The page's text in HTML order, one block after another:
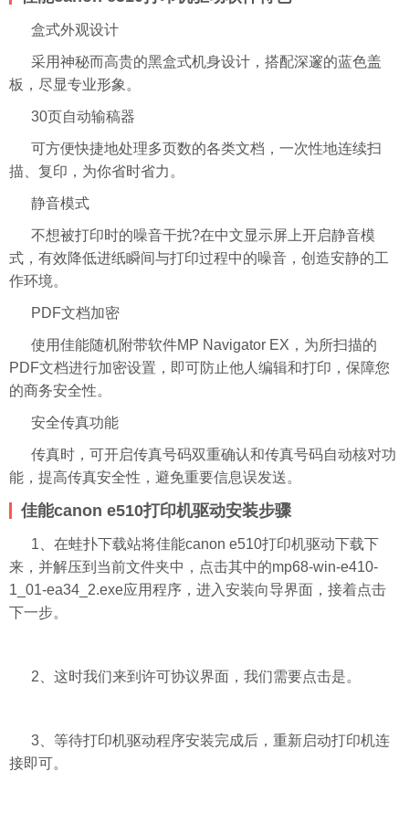
盒式外观设计
采用神秘而高贵的黑盒式机身设计，搭配深邃的蓝色盖
板，尽显专业形象。
30页自动输稿器
可方便快捷地处理多页数的各类文档，一次性地连续扫
描、复印，为你省时省力。
静音模式
不想被打印时的噪音干扰?在中文显示屏上开启静音模
式，有效降低进纸瞬间与打印过程中的噪音，创造安静的工
作环境。
PDF文档加密
使用佳能随机附带软件MP Navigator EX，为所扫描的
PDF文档进行加密设置，即可防止他人编辑和打印，保障您
的商务安全性。
安全传真功能
传真时，可开启传真号码双重确认和传真号码自动核对功
能，提高传真安全性，避免重要信息误发送。
佳能canon e510打印机驱动安装步骤
1、在蛙扑下载站将佳能canon e510打印机驱动下载下
来，并解压到当前文件夹中，点击其中的mp68-win-e410-
1_01-ea34_2.exe应用程序，进入安装向导界面，接着点击
下一步。
2、这时我们来到许可协议界面，我们需要点击是。
3、等待打印机驱动程序安装完成后，重新启动打印机连
接即可。